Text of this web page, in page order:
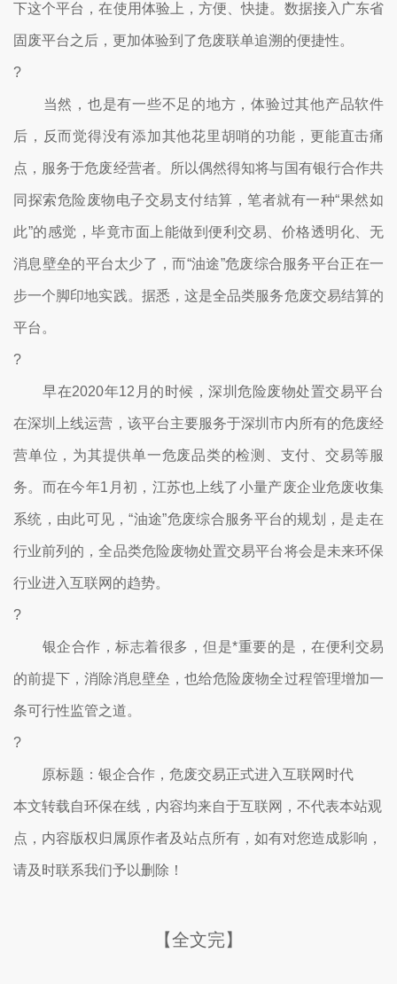
下这个平台，在使用体验上，方便、快捷。数据接入广东省
固废平台之后，更加体验到了危废联单追溯的便捷性。
?
当然，也是有一些不足的地方，体验过其他产品软件
后，反而觉得没有添加其他花里胡哨的功能，更能直击痛
点，服务于危废经营者。所以偶然得知将与国有银行合作共
同探索危险废物电子交易支付结算，笔者就有一种“果然如
此”的感觉，毕竟市面上能做到便利交易、价格透明化、无
消息壁垒的平台太少了，而“油途”危废综合服务平台正在一
步一个脚印地实践。据悉，这是全品类服务危废交易结算的
平台。
?
早在2020年12月的时候，深圳危险废物处置交易平台
在深圳上线运营，该平台主要服务于深圳市内所有的危废经
营单位，为其提供单一危废品类的检测、支付、交易等服
务。而在今年1月初，江苏也上线了小量产废企业危废收集
系统，由此可见，“油途”危废综合服务平台的规划，是走在
行业前列的，全品类危险废物处置交易平台将会是未来环保
行业进入互联网的趋势。
?
银企合作，标志着很多，但是*重要的是，在便利交易
的前提下，消除消息壁垒，也给危险废物全过程管理增加一
条可行性监管之道。
?
原标题：银企合作，危废交易正式进入互联网时代
本文转载自环保在线，内容均来自于互联网，不代表本站观
点，内容版权归属原作者及站点所有，如有对您造成影响，
请及时联系我们予以删除！
【全文完】